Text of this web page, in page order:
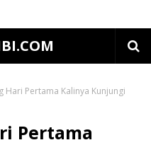
Hari Pertama Kalinya Kunjungi
Pertama